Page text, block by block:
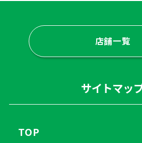
店舗一覧
サイトマッ
TOP